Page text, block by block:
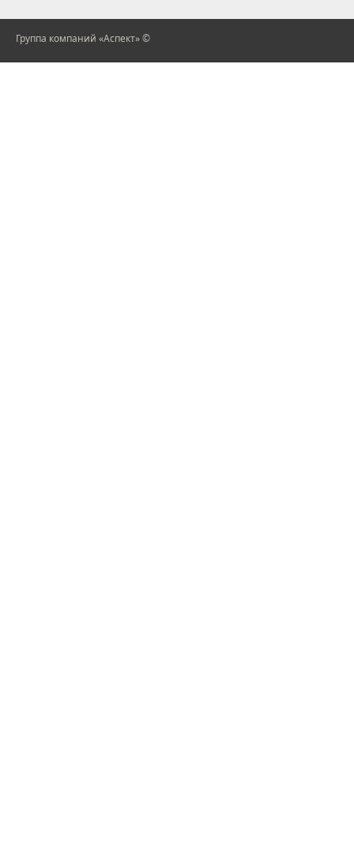
Группа компаний «Аспект» ©